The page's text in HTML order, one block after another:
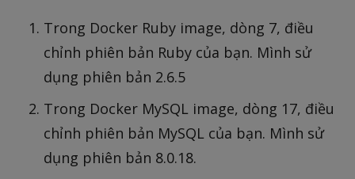
Trong Docker Ruby image, dòng 7, điều
chỉnh phiên bản Ruby của bạn. Mình sử
dụng phiên bản 2.6.5
Trong Docker MySQL image, dòng 17, điều
chỉnh phiên bản MySQL của bạn. Mình sử
dụng phiên bản 8.0.18.